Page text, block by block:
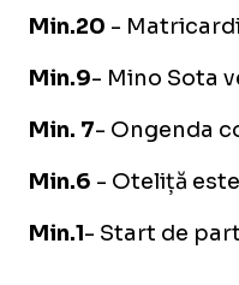
Min.20 -
Min.9- Mino Sota
Min. 7- Ongenda
Min.6 - Oteliță
Min.1- Start de